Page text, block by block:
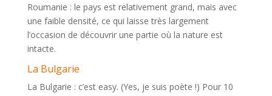
Roumanie : le pays est relativement grand, mais avec
une faible densité, ce qui laisse très largement
l’occasion de découvrir une partie où la nature est
intacte.
La Bulgarie
La Bulgarie : c’est easy. (Yes, je suis poète !) Pour 10